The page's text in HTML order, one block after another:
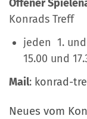
Offener
Konrads Treff
jeden 1.
15.00 und
Mail: konrad-
Neues vom